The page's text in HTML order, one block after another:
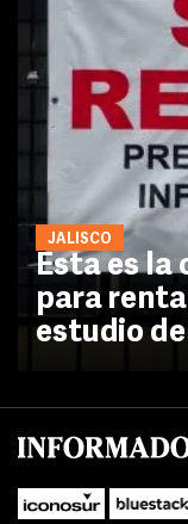
JALISCO
Esta es la
para
estudio